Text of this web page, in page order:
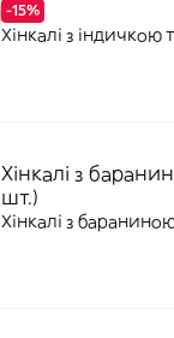
-15%
Хінкалі з індичкою
Хінкалі з
шт.)
Хінкалі з